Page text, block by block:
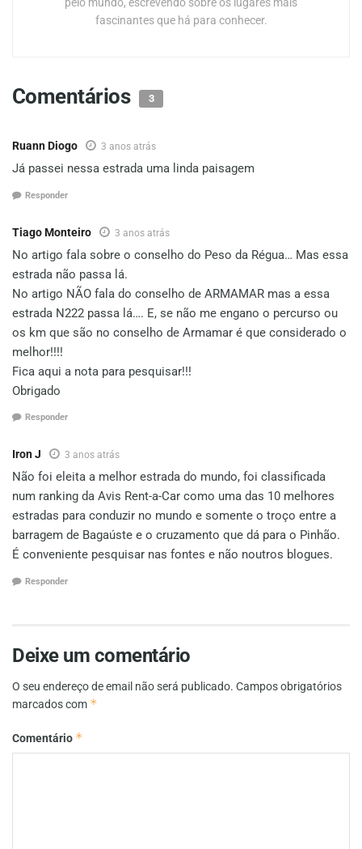
pelo mundo, escrevendo sobre os lugares mais
fascinantes que há para conhecer.
Comentários 3
Ruann Diogo 3 anos atrás
Já passei nessa estrada uma linda paisagem
Responder
Tiago Monteiro 3 anos atrás
No artigo fala sobre o conselho do Peso da Régua… Mas essa
estrada não passa lá.
No artigo NÃO fala do conselho de ARMAMAR mas a essa
estrada N222 passa lá…. E, se não me engano o percurso ou
os km que são no conselho de Armamar é que considerado o
melhor!!!!
Fica aqui a nota para pesquisar!!!
Obrigado
Responder
Iron J 3 anos atrás
Não foi eleita a melhor estrada do mundo, foi classificada
num ranking da Avis Rent-a-Car como uma das 10 melhores
estradas para conduzir no mundo e somente o troço entre a
barragem de Bagaúste e o cruzamento que dá para o Pinhão.
É conveniente pesquisar nas fontes e não noutros blogues.
Responder
Deixe um comentário
O seu endereço de email não será publicado. Campos obrigatórios
marcados com *
Comentário *